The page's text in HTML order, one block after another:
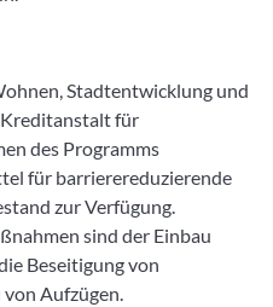
Stadtentwicklung und
für
des Programms
für barrierereduzierende
zur Verfügung.
sind der Einbau
Beseitigung von
Aufzügen.